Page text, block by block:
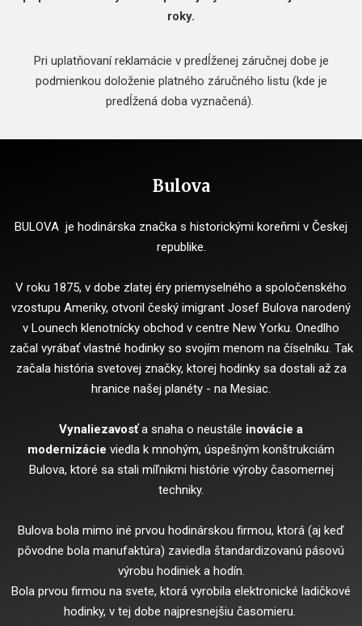
roky.
Pri uplatňovaní reklamácie v predĺženej záručnej dobe je
podmienkou doloženie platného záručného listu (kde je
predĺžená doba vyznačená).
Bulova
BULOVA je hodinárska značka s historickými koreňmi v Českej
republike.
V roku 1875, v dobe zlatej éry priemyselného a spoločenského
vzostupu Ameriky, otvoril český imigrant Josef Bulova narodený
v Lounech klenotnícky obchod v centre New Yorku. Onedlho
začal vyrábať vlastné hodinky so svojím menom na číselníku. Tak
začala história svetovej značky, ktorej hodinky sa dostali až za
hranice našej planéty - na Mesiac.
Vynaliezavosťa snaha o neustále inovácie a
modernizácie viedla k mnohým, úspešným konštrukciám
Bulova, ktoré sa stali míľnikmi histórie výroby časomernej
techniky.
Bulova bola mimo iné prvou hodinárskou firmou, ktorá (aj keď
pôvodne bola manufaktúra) zaviedla štandardizovanú pásovú
výrobu hodiniek a hodín.
Bola prvou firmou na svete, ktorá vyrobila elektronické ladičkové
hodinky, v tej dobe najpresnejšiu časomieru.